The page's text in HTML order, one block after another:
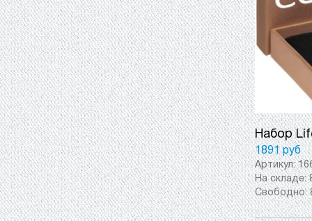
Набор
1891 руб
Артикул:
На складе:
Свободно: